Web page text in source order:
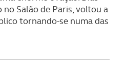
Salão de Paris, voltou a
tornando-se numa das